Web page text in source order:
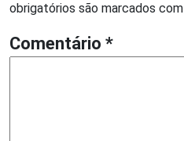
obrigatórios são marcados com
Comentário *